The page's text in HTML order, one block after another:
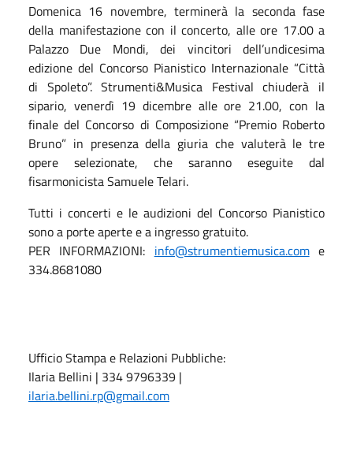
Domenica 16 novembre, terminerà la seconda fase
della manifestazione con il concerto, alle ore 17.00 a
Palazzo Due Mondi, dei vincitori dell’undicesima
edizione del Concorso Pianistico Internazionale “Città
di Spoleto”. Strumenti&Musica Festival chiuderà il
sipario, venerdì 19 dicembre alle ore 21.00, con la
finale del Concorso di Composizione “Premio Roberto
Bruno” in presenza della giuria che valuterà le tre
opere selezionate, che saranno eseguite dal
fisarmonicista Samuele Telari.
Tutti i concerti e le audizioni del Concorso Pianistico
sono a porte aperte e a ingresso gratuito.
PER INFORMAZIONI: info@strumentiemusica.come
334.8681080
Ufficio Stampa e Relazioni Pubbliche:
Ilaria Bellini | 334 9796339 |
ilaria.bellini.rp@gmail.com